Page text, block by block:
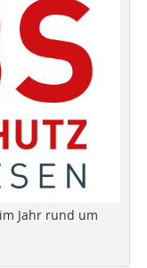
Jahr rund um